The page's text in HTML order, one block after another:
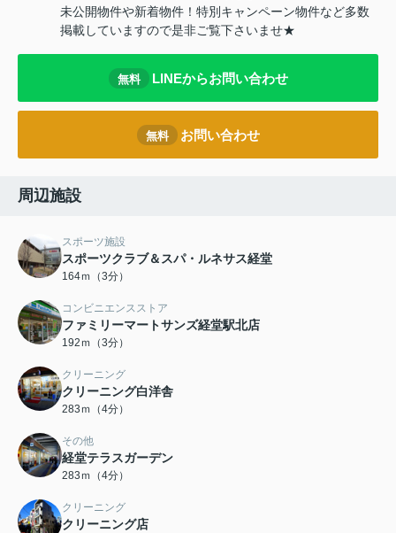
未公開物件や新着物件！特別キャンペーン物件など多数
掲載していますので是非ご覧下さいませ★
無料 LINEからお問い合わせ
無料 お問い合わせ
周辺施設
スポーツ施設
スポーツクラブ＆スパ・ルネサス経堂
164ｍ（3分）
コンビニエンスストア
ファミリーマートサンズ経堂駅北店
192ｍ（3分）
クリーニング
クリーニング白洋舎
283ｍ（4分）
その他
経堂テラスガーデン
283ｍ（4分）
クリーニング
クリーニング店